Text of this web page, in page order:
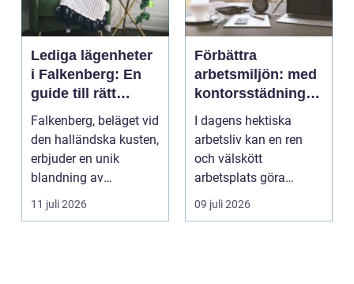
Lediga lägenheter
i Falkenberg: En
guide till rätt
bostad för dig
Falkenberg, beläget vid
den halländska kusten,
erbjuder en unik
blandning av
naturskö...
11 juli 2026
Förbättra
arbetsmiljön: med
kontorsstädning i
Stockholm
I dagens hektiska
arbetsliv kan en ren
och välskött
arbetsplats göra
underverk fö...
09 juli 2026